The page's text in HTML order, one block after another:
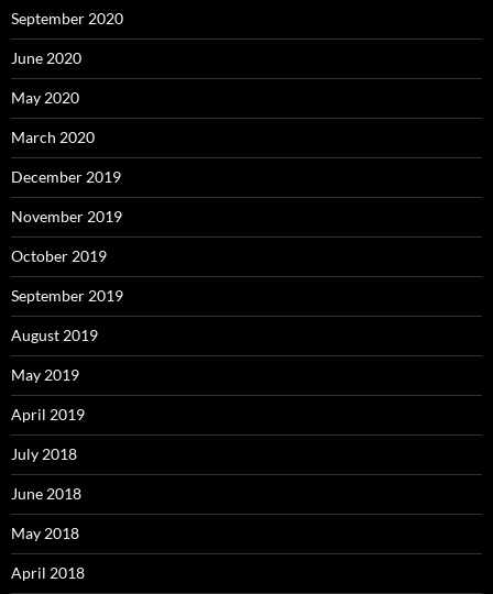
September 2020
June 2020
May 2020
March 2020
December 2019
November 2019
October 2019
September 2019
August 2019
May 2019
April 2019
July 2018
June 2018
May 2018
April 2018